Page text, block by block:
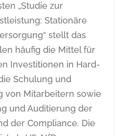
„Studie zur
Stationäre
stellt das
häufig die Mittel für
Investitionen in Hard-
Schulung und
von Mitarbeitern sowie
und Auditierung der
der Compliance. Die